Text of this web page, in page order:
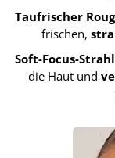
Taufrischer
frischen,
Soft-Focus-
die Haut und